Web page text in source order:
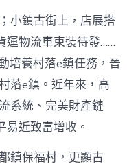
小鎮古街上，店展搭
運物流車束裝待發……
培養村落e鎮任務，晉
落e鎮。近年來，高
系統、完美財產鏈
易近致富增收。
鎮保福村，更顯古